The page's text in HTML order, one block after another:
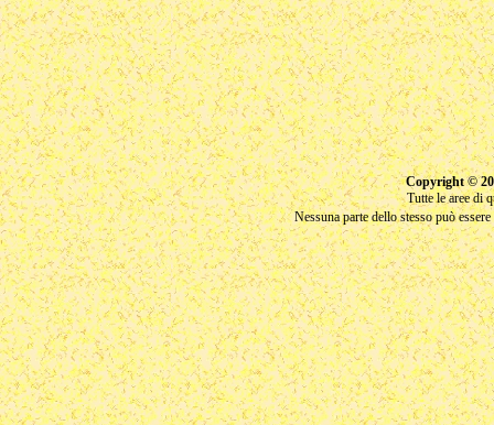
Copyright ©
Tutte le aree di
Nessuna parte dello stesso può